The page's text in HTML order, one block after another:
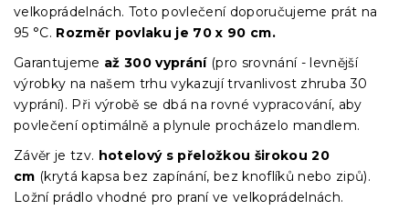
velkoprádelnách. Toto povlečení doporučujeme prát na
95 °C. Rozměr povlaku je 70 x 90 cm.
Garantujeme až 300 vyprání(pro srovnání - levnější
výrobky na našem trhu vykazují trvanlivost zhruba 30
vyprání). Při výrobě se dbá na rovné vypracování, aby
povlečení optimálně a plynule procházelo mandlem.
Závěr je tzv. hotelový s přeložkou širokou 20
cm (krytá kapsa bez zapínání, bez knoflíků nebo zipů).
Ložní prádlo vhodné pro praní ve velkoprádelnách.